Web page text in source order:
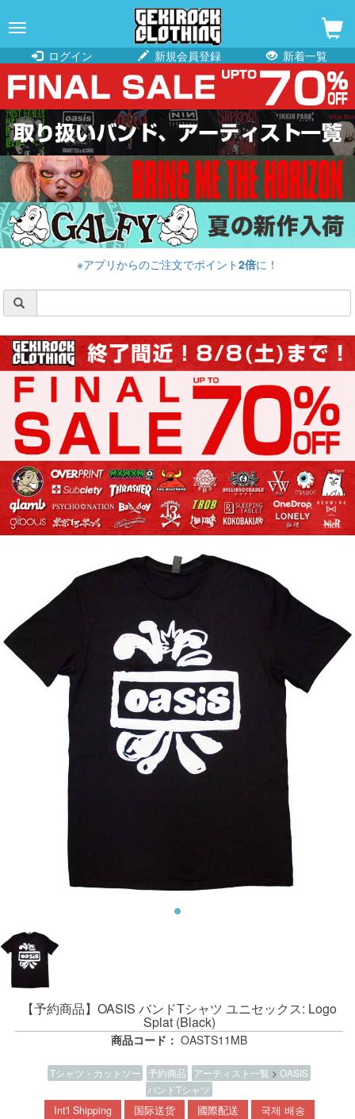
navigation
ログイン
新規会員登録 新着一覧
※アプリからのご注文でポイント2倍に！
【予約商品】OASIS バンドTシャツ ユニセックス: Logo
Splat (Black)
商品コード： OASTS11MB
Tシャツ・カットソー 予約商品 アーティスト一覧 >OASIS
バンドTシャツ
Int'l Shipping 国际送货 國際配送 국제 배송